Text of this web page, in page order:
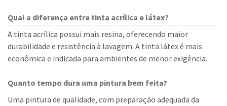
Qual a diferença entre tinta acrílica e látex?
A tinta acrílica possui mais resina, oferecendo maior
durabilidade e resistência à lavagem. A tinta látex é mais
econômica e indicada para ambientes de menor exigência.
Quanto tempo dura uma pintura bem feita?
Uma pintura de qualidade, com preparação adequada da